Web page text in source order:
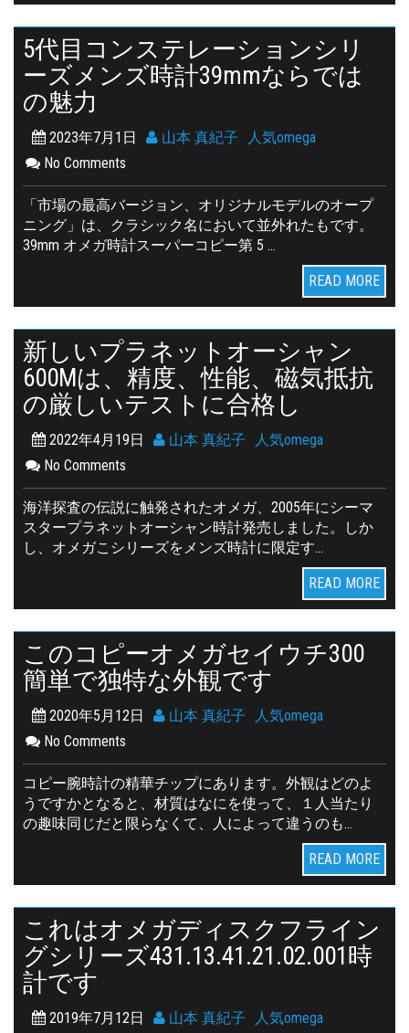
5代目コンステレーションシリ
ーズメンズ時計39mmならでは
の魅力
2023年7月1日 山本 真紀子
人気omega
No Comments
「市場の最高バージョン、オリジナルモデルのオープ
ニング」は、クラシック名において並外れたもです。
39mm オメガ時計スーパーコピー第 5 …
READ MORE
新しいプラネットオーシャン
600Mは、精度、性能、磁気抵抗
の厳しいテストに合格し
2022年4月19日 山本 真紀子
人気omega
No Comments
海洋探査の伝説に触発されたオメガ、2005年にシーマ
スタープラネットオーシャン時計発売しました。しか
し、オメガこシリーズをメンズ時計に限定す…
READ MORE
このコピーオメガセイウチ300
簡単で独特な外観です
2020年5月12日 山本 真紀子
人気omega
No Comments
コピー腕時計の精華チップにあります。外観はどのよ
うですかとなると、材質はなにを使って、１人当たり
の趣味同じだと限らなくて、人によって違うのも…
READ MORE
これはオメガディスクフライン
グシリーズ431.13.41.21.02.001時
計です
2019年7月12日 山本 真紀子
人気omega